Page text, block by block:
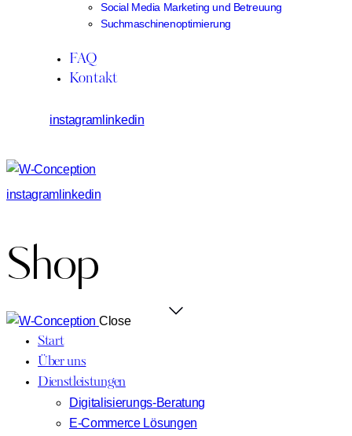
Social Media Marketing und Betreuung
Suchmaschinenoptimierung
FAQ
Kontakt
instagram linkedin
instagram linkedin
Shop
Close
Start
Über uns
Dienstleistungen
Digitalisierungs-Beratung
E-Commerce Lösungen